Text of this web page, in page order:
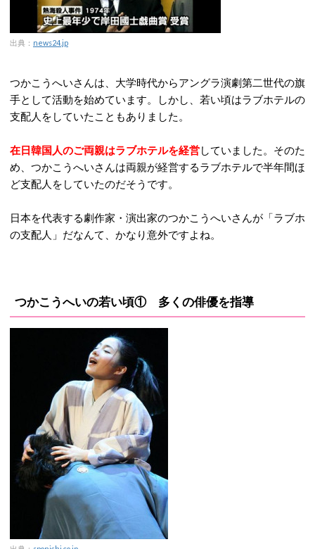
出典： news24.jp
つかこうへいさんは、大学時代からアングラ演劇第二世代の旗
手として活動を始めています。しかし、若い頃はラブホテルの
支配人をしていたこともありました。
在日韓国人のご両親はラブホテルを経営していました。そのた
め、つかこうへいさんは両親が経営するラブホテルで半年間ほ
ど支配人をしていたのだそうです。
日本を代表する劇作家・演出家のつかこうへいさんが「ラブホ
の支配人」だなんて、かなり意外ですよね。
つかこうへいの若い頃① 多くの俳優を指導